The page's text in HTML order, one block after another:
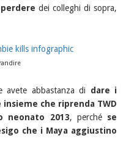
dei colleghi di sopra,
avete abbastanza di dare i
che riprenda TWD
neonato 2013, perché se
che i Maya aggiustino